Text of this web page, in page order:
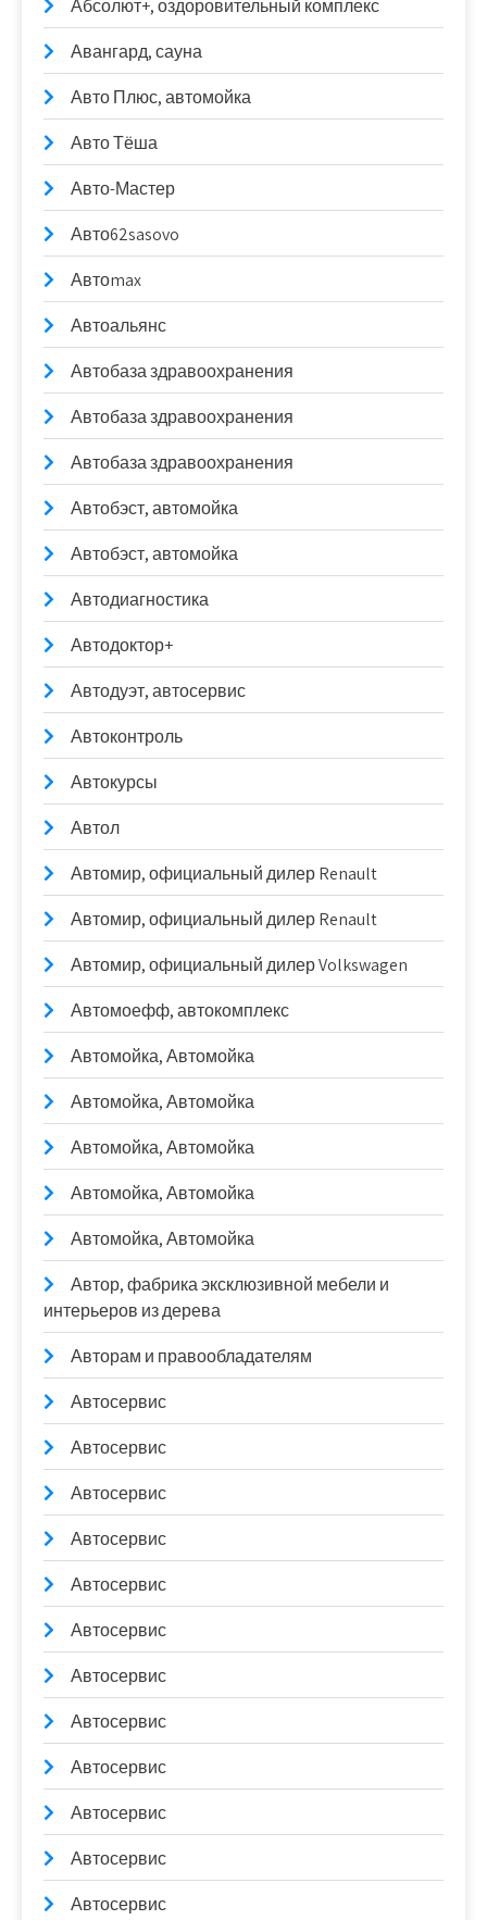
Абсолют+, оздоровительный комплекс
Авангард, сауна
Авто Плюс, автомойка
Авто Тёша
Авто-Мастер
Авто62sasovo
Автоmax
Автоальянс
Автобаза здравоохранения
Автобаза здравоохранения
Автобаза здравоохранения
Автобэст, автомойка
Автобэст, автомойка
Автодиагностика
Автодоктор+
Автодуэт, автосервис
Автоконтроль
Автокурсы
Автол
Автомир, официальный дилер Renault
Автомир, официальный дилер Renault
Автомир, официальный дилер Volkswagen
Автомоефф, автокомплекс
Автомойка, Автомойка
Автомойка, Автомойка
Автомойка, Автомойка
Автомойка, Автомойка
Автомойка, Автомойка
Автор, фабрика эксклюзивной мебели и
интерьеров из дерева
Авторам и правообладателям
Автосервис
Автосервис
Автосервис
Автосервис
Автосервис
Автосервис
Автосервис
Автосервис
Автосервис
Автосервис
Автосервис
Автосервис